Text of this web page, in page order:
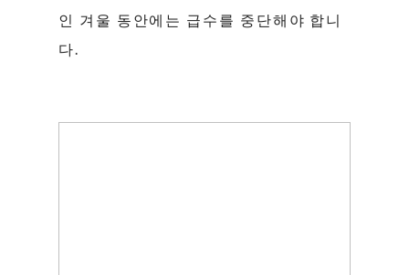
인 겨울 동안에는 급수를 중단해야 합니
다.